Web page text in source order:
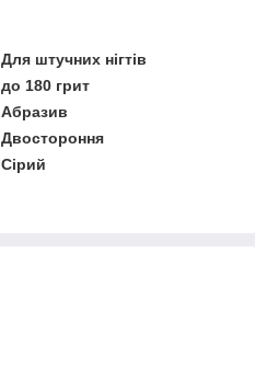
Для штучних нігтів
до 180 грит
Абразив
Двостороння
Сірий